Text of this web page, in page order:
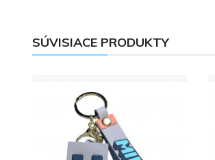
SÚVISIACE PRODUKTY